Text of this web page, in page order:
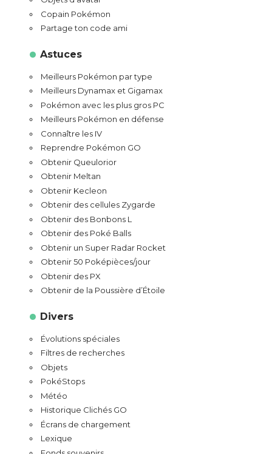
Copain Pokémon
Partage ton code ami
Astuces
Meilleurs Pokémon par type
Meilleurs Dynamax et Gigamax
Pokémon avec les plus gros PC
Meilleurs Pokémon en défense
Connaître les IV
Reprendre Pokémon GO
Obtenir Queulorior
Obtenir Meltan
Obtenir Kecleon
Obtenir des cellules Zygarde
Obtenir des Bonbons L
Obtenir des Poké Balls
Obtenir un Super Radar Rocket
Obtenir 50 Poképièces/jour
Obtenir des PX
Obtenir de la Poussière d’Étoile
Divers
Évolutions spéciales
Filtres de recherches
Objets
PokéStops
Météo
Historique Clichés GO
Écrans de chargement
Lexique